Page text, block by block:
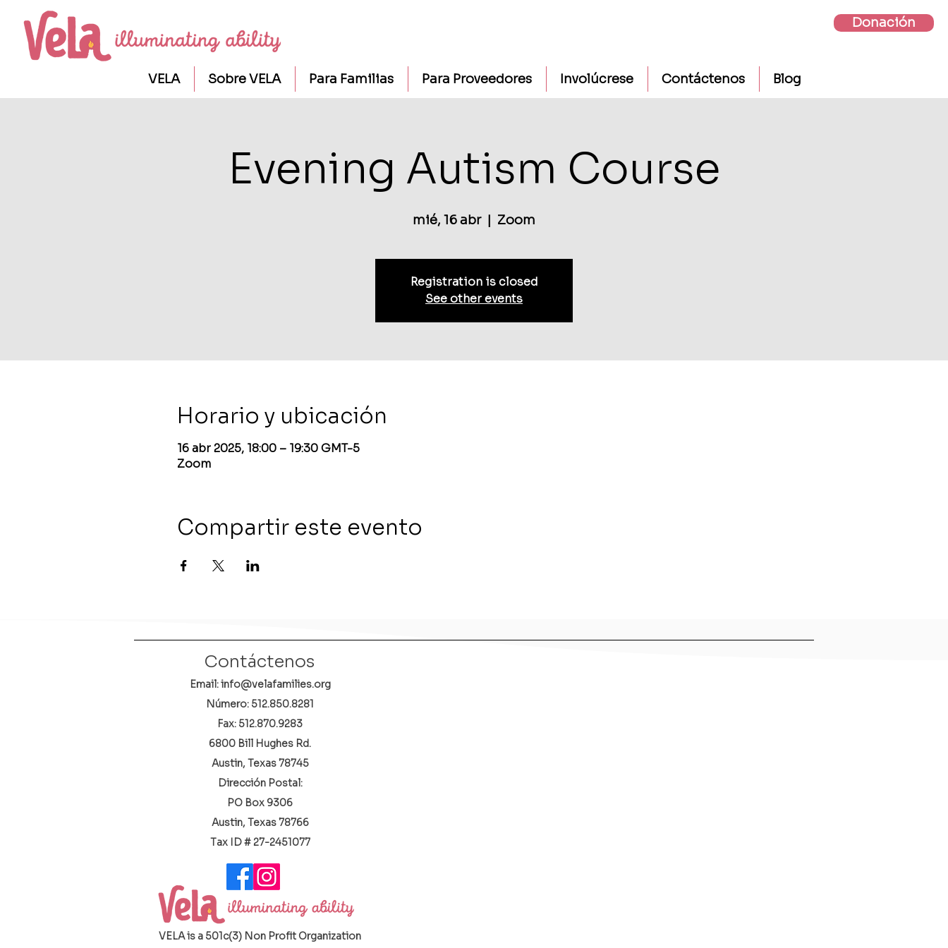
Donación
VELA Sobre VELA Para Familias Para Proveedores Involúcrese Contáctenos Blog
Evening Autism Course
mié, 16 abr
  |
Zoom
Registration is closed
See other events
Horario y ubicación
16 abr 2025, 18:00 – 19:30 GMT-5
Zoom
Compartir este evento
Contáctenos
Email: info@velafamilies.org
Número: 512.850.8281
Fax: 512.870.9283
6800 Bill Hughes Rd.
Austin, Texas 78745
Dirección Postal:
PO Box 9306
Austin, Texas 78766
​Tax ID # 27-2451077
VELA is a 501c(3) Non Profit Organization